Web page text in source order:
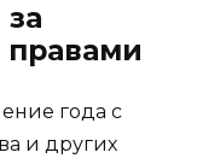
правами
года с
и других